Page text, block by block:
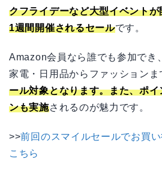
クフライデーなど大型イベント
1週間開催されるセールです。
Amazon会員なら誰でも参加でき
家電・日用品からファッションま
ール対象となります。また、ポ
ンも実施されるのが魅力です。
>>前回のスマイルセールでお買
こちら